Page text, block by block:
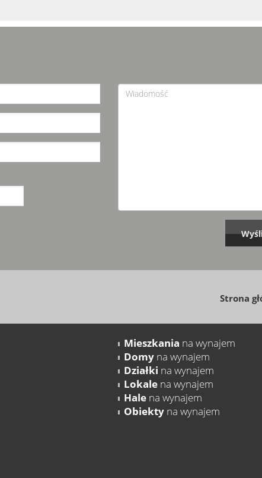
Strona
Mieszkania na wynajem
Domy na wynajem
Działki na wynajem
Lokale na wynajem
Hale na wynajem
Obiekty na wynajem